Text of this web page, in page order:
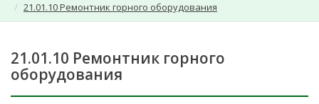
21.01.10 Ремонтник горного оборудования
21.01.10 Ремонтник горного
оборудования